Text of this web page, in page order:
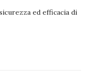
ed efficacia di